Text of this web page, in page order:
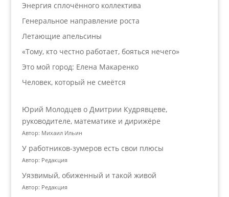
Энергия сплочённого коллектива
Генеральное направление роста
Летающие апельсины
«Тому, кто честно работает, бояться нечего»
Это мой город: Елена Макаренко
Человек, который не смеётся
Юрий Молодцев о Дмитрии Кудрявцеве,
руководителе, математике и дирижёре
Автор: Михаил Ильин
У работников‑зумеров есть свои плюсы
Автор: Редакция
Уязвимый, обиженный и такой живой
Автор: Редакция